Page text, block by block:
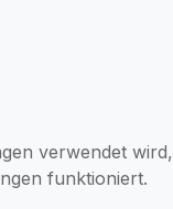
verwendet wird,
funktioniert.